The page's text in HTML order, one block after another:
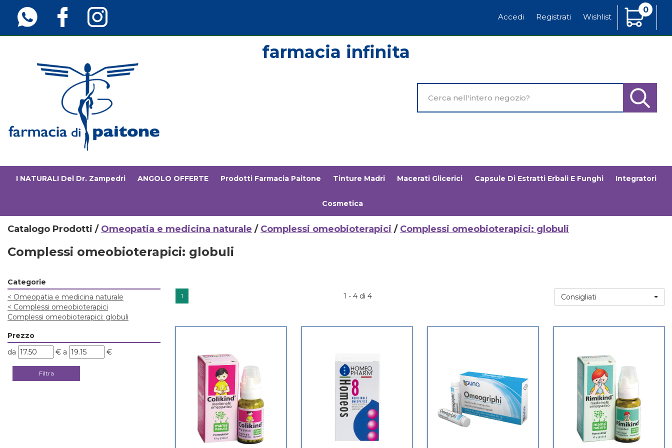
contenuto
principale
Accedi Registrati Wishlist
0
Articoli
Inseriti
Farmaciainfinita.it
Prodotto
Cerca
I NATURALI Del Dr. Zampedri ANGOLO OFFERTE Prodotti Farmacia Paitone Tinture Madri Macerati Glicerici Capsule Di Estratti Erbali E Funghi Integratori
Cosmetica
Catalogo Prodotti / Omeopatia e medicina naturale / Complessi omeobioterapici / Complessi omeobioterapici: globuli
Complessi omeobioterapici: globuli
Categorie
< Omeopatia e medicina naturale
< Complessi omeobioterapici
Complessi omeobioterapici: globuli
Prezzo
filtra
da € filtra
a €
1 1 - 4 di 4 Consigliati